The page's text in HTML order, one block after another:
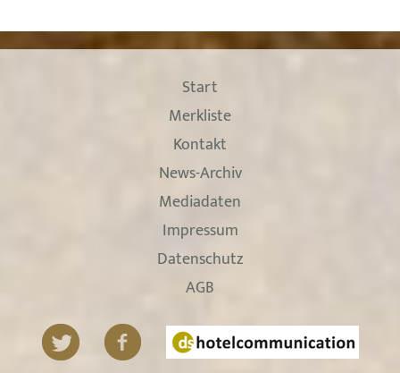
Start
Merkliste
Kontakt
News-Archiv
Mediadaten
Impressum
Datenschutz
AGB